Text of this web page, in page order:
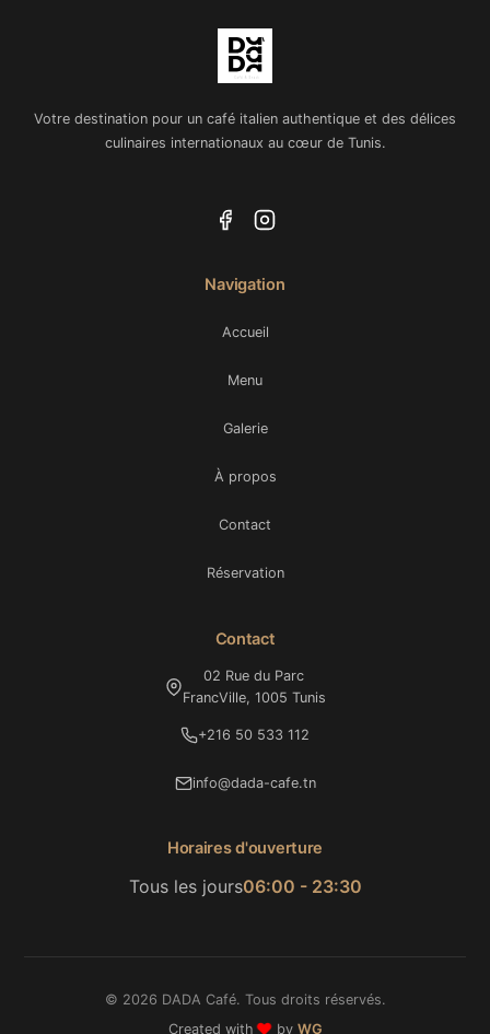
Votre destination pour un café italien authentique et des délices
culinaires internationaux au cœur de Tunis.
Navigation
Accueil
Menu
Galerie
À propos
Contact
Réservation
Contact
02 Rue du Parc
FrancVille, 1005 Tunis
+216 50 533 112
info@dada-cafe.tn
Horaires d'ouverture
Tous les jours06:00 - 23:30
© 2026 DADA Café. Tous droits réservés.
Created with❤️by WG